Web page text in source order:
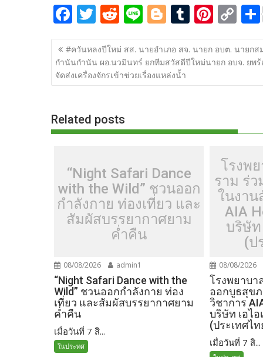
F
ac
e
b
o
k
T
w
itt
er
R
e
d
di
t
Li
n
e
Bl
o
g
g
er
T
u
m
bl
r
Pi
nt
er
e
st
C
o
p
y
Li
k
แนะแนว
เรื่อง
#ควันหลงปีใหม่ สส. นายอำเภอ สจ. นายก อบต. นายกส
กำนันกำนัน ผอ.นวมินทร์ ยกทีมสวัสดีปีใหม่นายก อบจ. ยพร้
จัดส่งเครื่องจักรเข้าช่วยเรื่องแหล่งน้ำ
Related posts
“Night Safari Dance
with the Wild” ชวนออก
กำลังกาย ท่องเที่ยว และ
สัมผัสบรรยากาศยาม
ค่ำคืน
08/08/2026 admin1
“Night Safari Dance with the
Wild” ชวนออกกำลังกาย ท่อง
เที่ยว และสัมผัสบรรยากาศยาม
ค่ำคืน
เมื่อวันที่ 7 สิ...
ในประทศ
โรงพ
ราม ร่
ในงา
AIA
บริษัท
(ป
08/08/2026
โรงพยาบา
ออกบูธสุข
วิชาการ
บริษัท เอไอ
(ประเทศไท
เมื่อวันที่ 7 สิ...